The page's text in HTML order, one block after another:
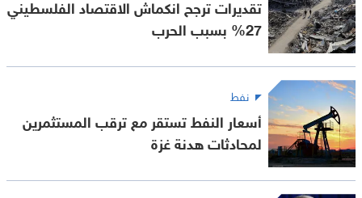
تقديرات ترجح انكماش الاقتصاد الفلسطيني
27% بسبب الحرب
نفط
أسعار النفط تستقر مع ترقب المستثمرين
لمحادثات هدنة غزة